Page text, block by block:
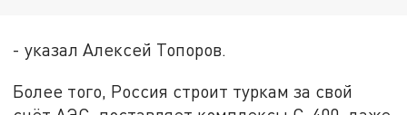
- указал Алексей Топоров.
Более того, Россия строит туркам за свой